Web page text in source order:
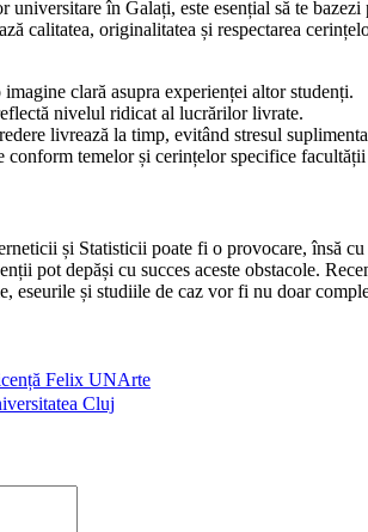
în Galați, este esențial să te bazezi
calitatea, originalitatea și respectarea
clară asupra experienței altor studenți.
nivelul ridicat al lucrărilor livrate.
livrează la timp, evitând stresul
conform temelor și cerințelor specifice
și Statisticii poate fi o provocare, însă
pot depăși cu succes aceste obstacole.
eseurile și studiile de caz vor fi nu doar
Felix UNArte
Cluj